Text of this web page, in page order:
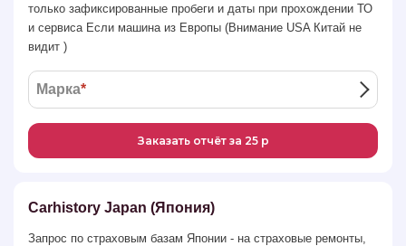
только зафиксированные пробеги и даты при прохождении ТО
и сервиса Если машина из Европы (Внимание USA Китай не
видит )
Марка*
Заказать отчёт за 25 р
Carhistory Japan (Япония)
Запрос по страховым базам Японии - на страховые ремонты,